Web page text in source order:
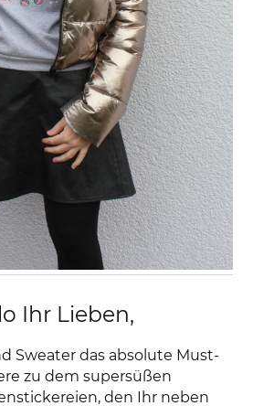
Ihr Lieben,
Sweater das absolute Must-
zu dem supersüßen
den Ihr neben